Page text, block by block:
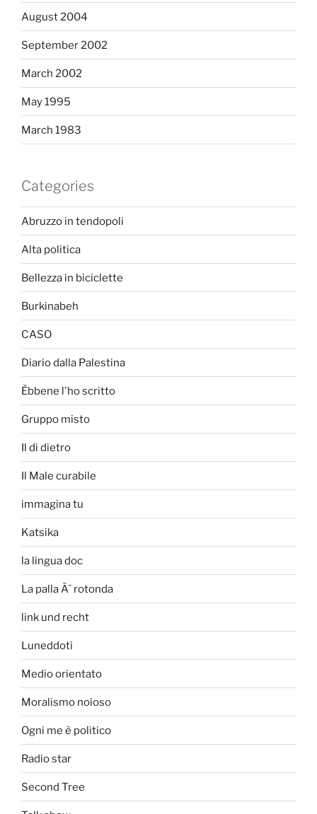
August 2004
September 2002
March 2002
May 1995
March 1983
Categories
Abruzzo in tendopoli
Alta politica
Bellezza in biciclette
Burkinabeh
CASO
Diario dalla Palestina
Èbbene l'ho scritto
Gruppo misto
Il di dietro
Il Male curabile
immagina tu
Katsika
la lingua doc
La palla Ã¨ rotonda
link und recht
Luneddoti
Medio orientato
Moralismo noioso
Ogni me è politico
Radio star
Second Tree